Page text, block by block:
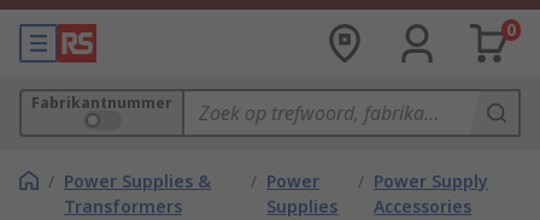
0
Fabrikantnummer
/ Power Supplies &
Transformers
/ Power
Supplies
/ Power Supply
Accessories